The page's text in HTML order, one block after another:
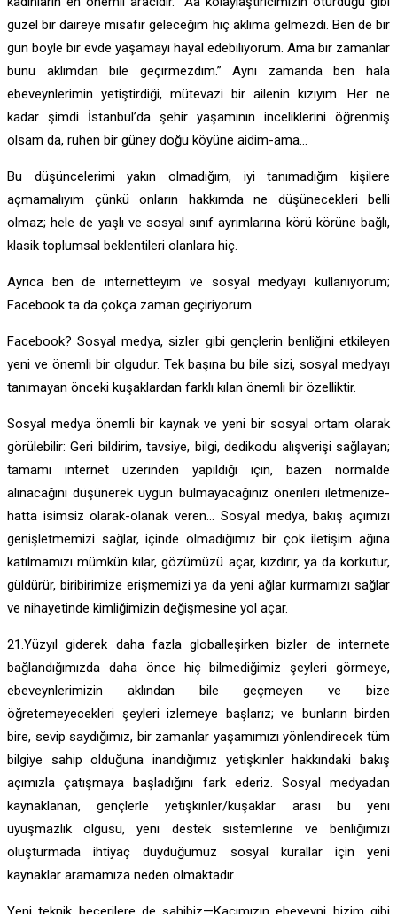
güzel bir daireye misafir geleceğim hiç aklıma gelmezdi. Ben de bir
gün böyle bir evde yaşamayı hayal edebiliyorum. Ama bir zamanlar
bunu aklımdan bile geçirmezdim.” Aynı zamanda ben hala
ebeveynlerimin yetiştirdiği, mütevazi bir ailenin kızıyım. Her ne
kadar şimdi İstanbul’da şehir yaşamının inceliklerini öğrenmiş
olsam da, ruhen bir güney doğu köyüne aidim-ama…
Bu düşüncelerimi yakın olmadığım, iyi tanımadığım kişilere
açmamalıyım çünkü onların hakkımda ne düşünecekleri belli
olmaz; hele de yaşlı ve sosyal sınıf ayrımlarına körü körüne bağlı,
klasik toplumsal beklentileri olanlara hiç.
Ayrıca ben de internetteyim ve sosyal medyayı kullanıyorum;
Facebook ta da çokça zaman geçiriyorum.
Facebook? Sosyal medya, sizler gibi gençlerin benliğini etkileyen
yeni ve önemli bir olgudur. Tek başına bu bile sizi, sosyal medyayı
tanımayan önceki kuşaklardan farklı kılan önemli bir özelliktir.
Sosyal medya önemli bir kaynak ve yeni bir sosyal ortam olarak
görülebilir: Geri bildirim, tavsiye, bilgi, dedikodu alışverişi sağlayan;
tamamı internet üzerinden yapıldığı için, bazen normalde
alınacağını düşünerek uygun bulmayacağınız önerileri iletmenize-
hatta isimsiz olarak-olanak veren… Sosyal medya, bakış açımızı
genişletmemizi sağlar, içinde olmadığımız bir çok iletişim ağına
katılmamızı mümkün kılar, gözümüzü açar, kızdırır, ya da korkutur,
güldürür, biribirimize erişmemizi ya da yeni ağlar kurmamızı sağlar
ve nihayetinde kimliğimizin değişmesine yol açar.
21.Yüzyıl giderek daha fazla globalleşirken bizler de internete
bağlandığımızda daha önce hiç bilmediğimiz şeyleri görmeye,
ebeveynlerimizin aklından bile geçmeyen ve bize
öğretemeyecekleri şeyleri izlemeye başlarız; ve bunların birden
bire, sevip saydığımız, bir zamanlar yaşamımızı yönlendirecek tüm
bilgiye sahip olduğuna inandığımız yetişkinler hakkındaki bakış
açımızla çatışmaya başladığını fark ederiz. Sosyal medyadan
kaynaklanan, gençlerle yetişkinler/kuşaklar arası bu yeni
uyuşmazlık olgusu, yeni destek sistemlerine ve benliğimizi
oluşturmada ihtiyaç duyduğumuz sosyal kurallar için yeni
kaynaklar aramamıza neden olmaktadır.